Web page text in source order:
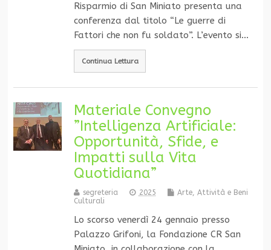
Risparmio di San Miniato presenta una
conferenza dal titolo “Le guerre di
Fattori che non fu soldato”. L’evento si…
Continua Lettura
Materiale Convegno
”Intelligenza Artificiale:
Opportunità, Sfide, e
Impatti sulla Vita
Quotidiana”
segreteria 2025
Arte, Attività e Beni
Culturali
Lo scorso venerdì 24 gennaio presso
Palazzo Grifoni, la Fondazione CR San